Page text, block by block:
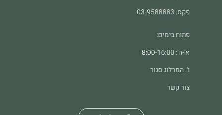
פקס: 03-9588883
פתוח בימים:
א'-ה': 8:00-16:00
ו': המרלוג סגור
צור קשר